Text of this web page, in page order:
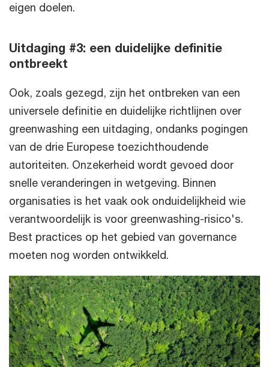
eigen doelen.
Uitdaging #3: een duidelijke definitie
ontbreekt
Ook, zoals gezegd, zijn het ontbreken van een
universele definitie en duidelijke richtlijnen over
greenwashing een uitdaging, ondanks pogingen
van de drie Europese toezichthoudende
autoriteiten. Onzekerheid wordt gevoed door
snelle veranderingen in wetgeving. Binnen
organisaties is het vaak ook onduidelijkheid wie
verantwoordelijk is voor greenwashing-risico's.
Best practices op het gebied van governance
moeten nog worden ontwikkeld.